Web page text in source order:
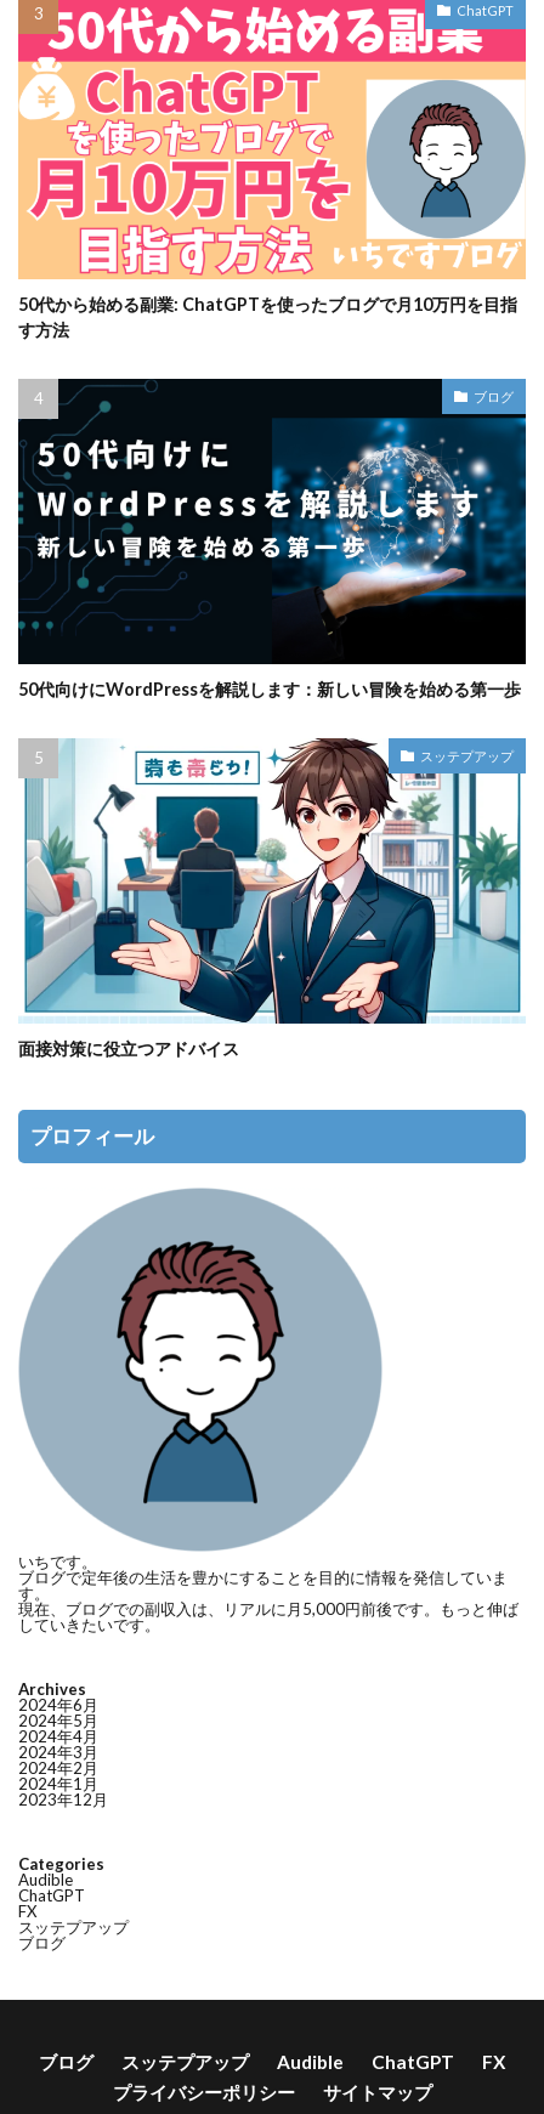
ChatGPT
50代から始める副業: ChatGPTを使ったブログで月10万円を目指
す方法
ブログ
50代向けにWordPressを解説します：新しい冒険を始める第一歩
スッテプアップ
面接対策に役立つアドバイス
プロフィール
いちです。
ブログで定年後の生活を豊かにすることを目的に情報を発信していま
す。
現在、ブログでの副収入は、リアルに月5,000円前後です。もっと伸ば
していきたいです。
Archives
2024年6月
2024年5月
2024年4月
2024年3月
2024年2月
2024年1月
2023年12月
Categories
Audible
ChatGPT
FX
スッテプアップ
ブログ
ブログ スッテプアップ Audible ChatGPT
FX
プライバシーポリシー
サイトマップ